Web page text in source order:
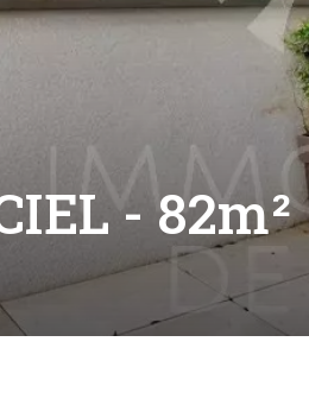
- 82m²